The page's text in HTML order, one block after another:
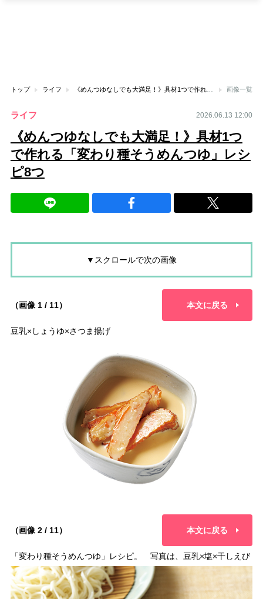
トップ ライフ 《めんつゆなしでも大満足！》具材1つで作れる「変わり種そうめんつゆ」レシピ8つ 画像一覧
ライフ 2026.06.13 12:00
《めんつゆなしでも大満足！》具材1つ
で作れる「変わり種そうめんつゆ」レシ
ピ8つ
▼スクロールで次の画像
（画像 1 / 11） 本文に戻る
豆乳×しょうゆ×さつま揚げ
（画像 2 / 11） 本文に戻る
「変わり種そうめんつゆ」レシピ。 写真は、豆乳×塩×干しえび